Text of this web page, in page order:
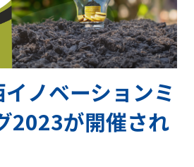
ノベーションミ
2023が開催され